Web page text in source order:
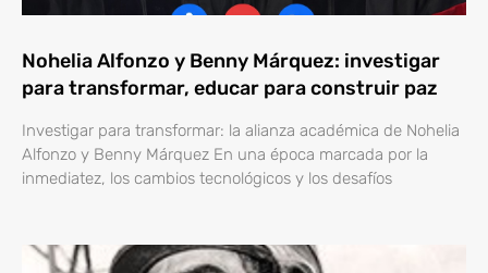
Nohelia Alfonzo y Benny Márquez: investigar
para transformar, educar para construir paz
Investigar para transformar: la alianza académica de Nohelia
Alfonzo y Benny Márquez En una época marcada por la
inmediatez, los cambios tecnológicos y los desafíos